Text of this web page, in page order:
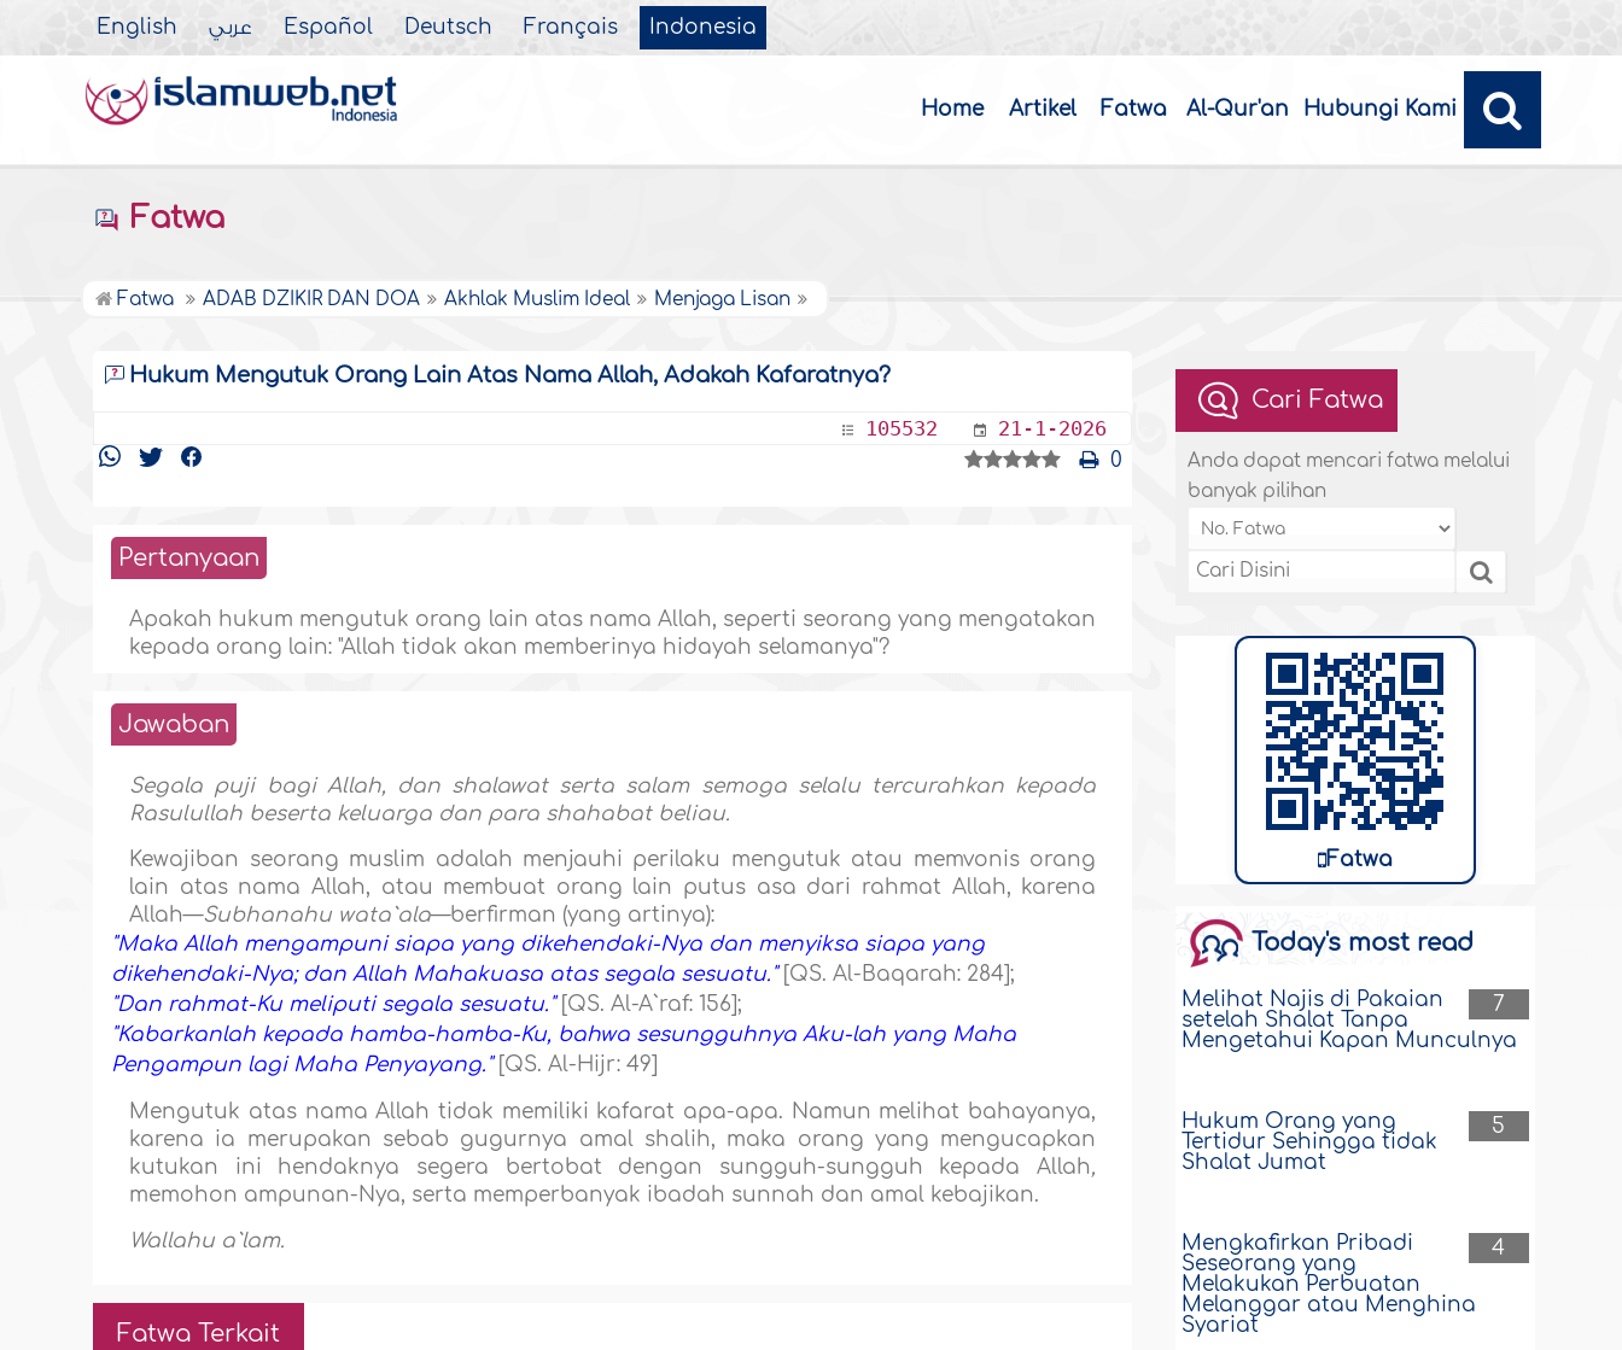
English عربي Español Deutsch Français Indonesia
Home Artikel Fatwa Al-Qur'an Hubungi Kami
Fatwa
Fatwa ADAB DZIKIR DAN DOA Akhlak Muslim Ideal Menjaga Lisan
Hukum Mengutuk Orang Lain Atas Nama Allah, Adakah Kafaratnya?
105532 21-1-2026
0
Pertanyaan
Apakah hukum mengutuk orang lain atas nama Allah, seperti seorang yang mengatakan
kepada orang lain: "Allah tidak akan memberinya hidayah selamanya"?
Jawaban
Segala puji bagi Allah, dan shalawat serta salam semoga selalu tercurahkan kepada
Rasulullah beserta keluarga dan para shahabat beliau.
Kewajiban seorang muslim adalah menjauhi perilaku mengutuk atau memvonis orang
lain atas nama Allah, atau membuat orang lain putus asa dari rahmat Allah, karena
Allah—Subhanahu wata`ala—berfirman (yang artinya):
"Maka Allah mengampuni siapa yang dikehendaki-Nya dan menyiksa siapa yang
dikehendaki-Nya; dan Allah Mahakuasa atas segala sesuatu."[QS. Al-Baqarah: 284];
"Dan rahmat-Ku meliputi segala sesuatu."[QS. Al-A`raf: 156];
"Kabarkanlah kepada hamba-hamba-Ku, bahwa sesungguhnya Aku-lah yang Maha
Pengampun lagi Maha Penyayang."[QS. Al-Hijr: 49]
Mengutuk atas nama Allah tidak memiliki kafarat apa-apa. Namun melihat bahayanya,
karena ia merupakan sebab gugurnya amal shalih, maka orang yang mengucapkan
kutukan ini hendaknya segera bertobat dengan sungguh-sungguh kepada Allah,
memohon ampunan-Nya, serta memperbanyak ibadah sunnah dan amal kebajikan.
Wallahu a`lam.
Fatwa Terkait
Cari Fatwa
Anda dapat mencari fatwa melalui
banyak pilihan
Fatwa
Today's most read
7
Melihat Najis di Pakaian
setelah Shalat Tanpa
Mengetahui Kapan Munculnya
5
Hukum Orang yang
Tertidur Sehingga tidak
Shalat Jumat
4
Mengkafirkan Pribadi
Seseorang yang
Melakukan Perbuatan
Melanggar atau Menghina
Syariat